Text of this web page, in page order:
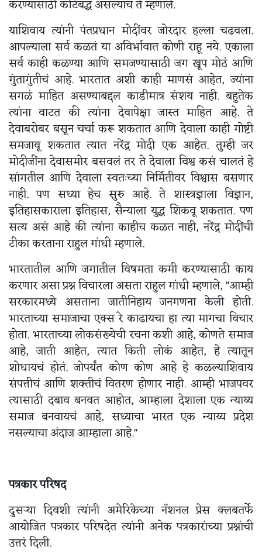
करण्यासाठी कटिबद्ध असल्याचं ते म्हणाले.
याशिवाय त्यांनी पंतप्रधान मोदींवर जोरदार हल्ला चढवला.
आपल्याला सर्व कळतं या अविर्भावात कोणी राहू नये. एकाला
सर्व काही कळण्या आणि समजण्यासाठी जग खूप मोठं आणि
गुंतागुंतीचं आहे. भारतात अशी काही माणसं आहेत, ज्यांना
सगळं माहित असण्याबद्दल काडीमात्र संशय नाही. बहुतेक
त्यांना वाटत की त्यांना देवापेक्षा जास्त माहित आहे. ते
देवाबरोबर बसून चर्चा करू शकतात आणि देवाला काही गोष्टी
समजावू शकतात त्यात नरेंद्र मोदी एक आहेत. तुम्ही जर
मोदीजींना देवासमोर बसवलं तर ते देवाला विश्व कसं चालतं हे
सांगतील आणि देवाला स्वतःच्या निर्मितीवर विश्वास बसणार
नाही. पण सध्या हेच सुरु आहे. ते शास्त्रज्ञाला विज्ञान,
इतिहासकाराला इतिहास, सैन्याला युद्ध शिकवू शकतात. पण
सत्य असं आहे की त्यांना काहीच कळत नाही, नरेंद्र मोदींची
टीका करताना राहुल गांधी म्हणाले.
भारतातील आणि जगातील विषमता कमी करण्यासाठी काय
करणार असा प्रश्न विचारला असता राहुल गांधी म्हणाले, "आम्ही
सरकारमध्ये असताना जातीनिहाय जनगणना केली होती.
भारताच्या समाजाचा एक्स रे काढायचा हा त्या मागचा विचार
होता. भारताच्या लोकसंख्येची रचना कशी आहे, कोणते समाज
आहे, जाती आहेत, त्यात किती लोकं आहेत, हे त्यातून
शोधायचं होतं. जोपर्यंत कोण कोण आहे हे कळल्याशिवाय
संपत्तीचं आणि शक्तीचं वितरण होणार नाही. आम्ही भाजपवर
त्यासाठी दबाव बनवत आहोत, आम्हाला देशाला एक न्याय्य
समाज बनवायचं आहे, सध्याचा भारत एक न्याय्य प्रदेश
नसल्याचा अंदाज आम्हाला आहे."
पत्रकार परिषद
दुसऱ्या दिवशी त्यांनी अमेरिकेच्या नॅशनल प्रेस क्लबतर्फे
आयोजित पत्रकार परिषदेत त्यांनी अनेक पत्रकारांच्या प्रश्नांची
उत्तरं दिली.